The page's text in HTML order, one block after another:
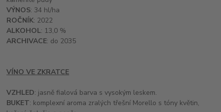
VÝNOS: 34 hl/ha
ROČNÍK: 2022
ALKOHOL: 13,0 %
ARCHIVACE: do 2035
VÍNO VE ZKRATCE
VZHLED: jasně fialová barva s vysokým leskem.
BUKET: komplexní aroma zralých třešní Morello s tóny květin,